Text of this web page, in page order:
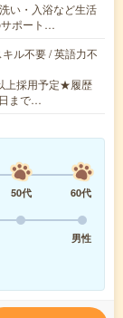
い・入浴など生活
サポート…
ル不要 / 英語力不
上採用予定★履歴
まで…
50代
60代
男性